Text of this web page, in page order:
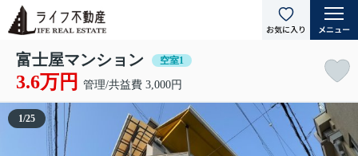
富士屋マンション 空室1
3.6万円 管理/共益費 3,000円
1/25